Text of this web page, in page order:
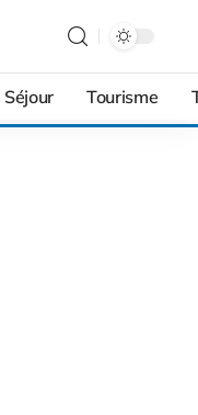
Séjour Tourisme